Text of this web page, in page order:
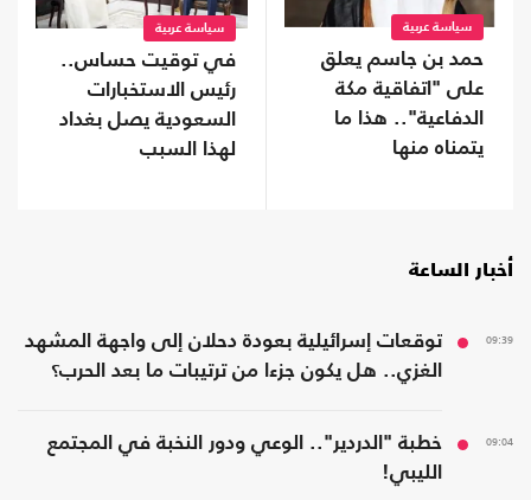
سياسة عربية
حمد بن جاسم يعلق
على "اتفاقية مكة
الدفاعية".. هذا ما
يتمناه منها
سياسة عربية
في توقيت حساس..
رئيس الاستخبارات
السعودية يصل بغداد
لهذا السبب
أخبار الساعة
09:39
توقعات إسرائيلية بعودة دحلان إلى واجهة المشهد
الغزي.. هل يكون جزءا من ترتيبات ما بعد الحرب؟
09:04
خطبة "الدردير".. الوعي ودور النخبة في المجتمع
الليبي!